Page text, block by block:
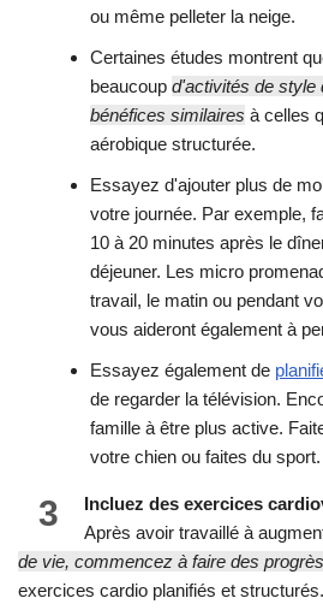
ou même pelleter la neige.
Certaines études montrent
beaucoup d'activités de style
bénéfices similaires à celles
aérobique structurée.
Essayez d'ajouter plus de
votre journée. Par exemple,
10 à 20 minutes après le
déjeuner. Les micro
travail, le matin ou pendant
vous aideront également à
Essayez également de
de regarder la télévision.
famille à être plus active.
votre chien ou faites du sport.
3
Incluez des exercices
Après avoir travaillé à
de vie, commencez à faire des progrès
exercices cardio planifiés et structurés.